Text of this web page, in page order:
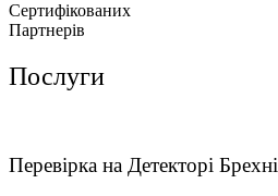
Сертифікованих
Партнерів
Послуги
Перевірка на Детекторі Брехні